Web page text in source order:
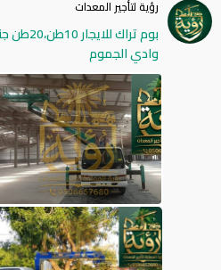
رؤية لتأجير المعدات
وادي الجموم